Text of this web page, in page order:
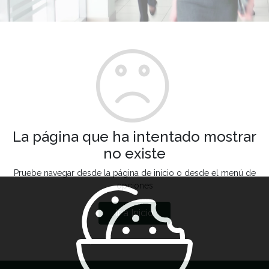
La página que ha intentado mostrar
no existe
Pruebe navegar desde la página de inicio o desde el menú de
opciones
Ir a Inicio